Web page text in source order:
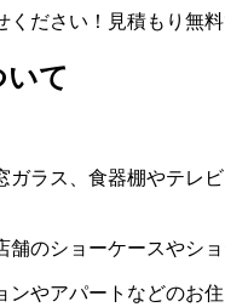
いて
ラス、食器棚やテレ
のショーケースやシ
やアパートなどのお